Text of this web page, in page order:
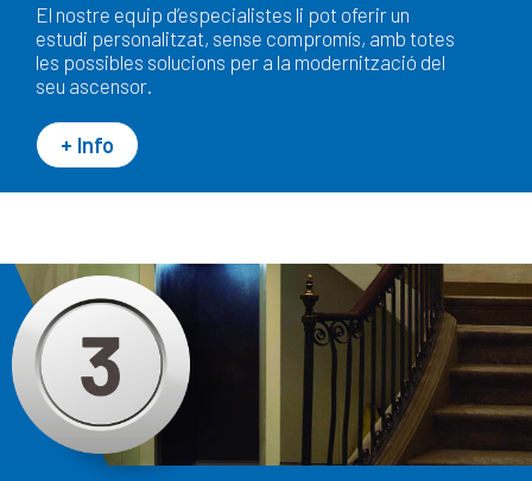
El nostre equip d’especialistes li pot oferir un
estudi personalitzat, sense compromís, amb totes
les possibles solucions per a la modernització del
seu ascensor.
+ Info